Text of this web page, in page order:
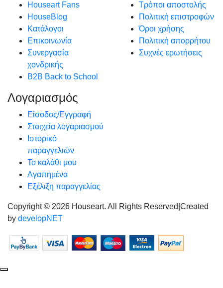
Houseart Fans
HouseBlog
Κατάλογοι
Επικοινωνία
Συνεργασία
χονδρικής
B2B Back to School
Τρόποι αποστολής
Πολιτική επιστροφών
Όροι χρήσης
Πολιτική απορρήτου
Συχνές ερωτήσεις
Λογαριασμός
Είσοδος/Εγγραφή
Στοιχεία λογαριασμού
Ιστορικό
παραγγελιών
Το καλάθι μου
Αγαπημένα
Εξέλιξη παραγγελίας
Copyright © 2026 Houseart. All Rights Reserved Created
by developNET